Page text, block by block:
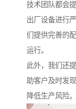
技术团队都会
出厂设备进行
们提供完善的
运行。
此外，我们还
助客户及时发
降低生产风险。